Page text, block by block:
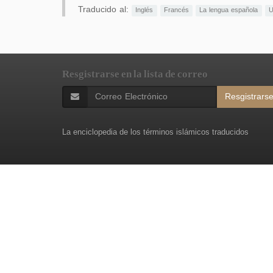
Traducido al: Inglés Francés La lengua española
Resgistrarse en la lista de correo
Resgistrarse
La enciclopedia de los términos islámicos traducidos